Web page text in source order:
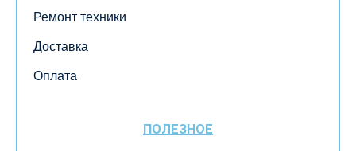
Ремонт техники
Доставка
Оплата
ПОЛЕЗНОЕ